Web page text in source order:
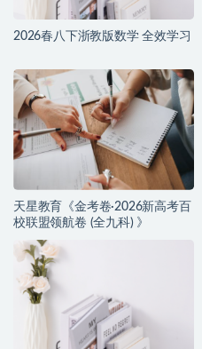
2026春八下浙教版数学 全效学习
天星教育《金考卷·2026新高考百
校联盟领航卷 (全九科) 》